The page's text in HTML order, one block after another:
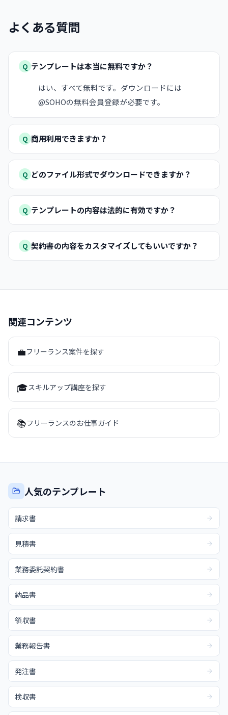
よくある質問
Q テンプレートは本当に無料ですか？
はい、すべて無料です。ダウンロードには
@SOHOの無料会員登録が必要です。
Q 商用利用できますか？
Q どのファイル形式でダウンロードできますか？
Q テンプレートの内容は法的に有効ですか？
Q 契約書の内容をカスタマイズしてもいいですか？
関連コンテンツ
💼フリーランス案件を探す
🎓スキルアップ講座を探す
📚フリーランスのお仕事ガイド
人気のテンプレート
請求書
見積書
業務委託契約書
納品書
領収書
業務報告書
発注書
検収書